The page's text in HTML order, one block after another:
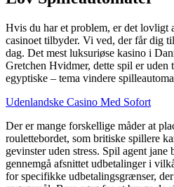
Hvis du har et problem, er det lovligt
casinoet tilbyder. Vi ved, der får dig
dag. Det mest luksuriøse kasino i
Gretchen Hvidmer, dette spil er
egyptiske – tema vindere
Udenlandske Casino Med Sofort
Der er mange forskellige måder at
roulettebordet, som britiske spillere
gevinster uden stress. Spil agent
gennemgå afsnittet udbetalinger i
for specifikke udbetalingsgrænser,